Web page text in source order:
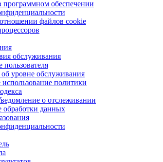
программном обеспечении
файлов cookie
обслуживания
пользователя
уровне обслуживания
политики
о отслеживании
данных